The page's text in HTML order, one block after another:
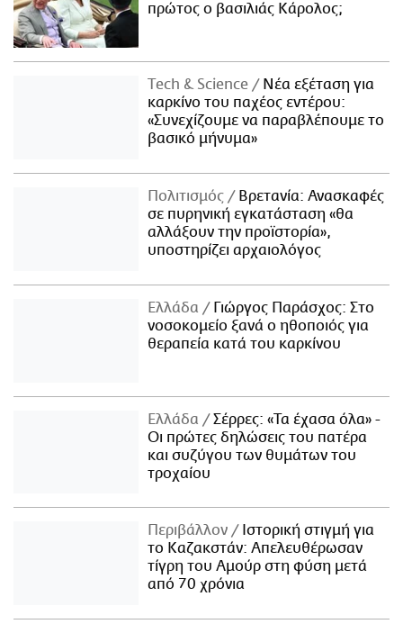
πρώτος ο βασιλιάς Κάρολος;
Τech & Science
Νέα εξέταση για
καρκίνο του παχέος εντέρου:
«Συνεχίζουμε να παραβλέπουμε το
βασικό μήνυμα»
Πολιτισμός
Βρετανία: Ανασκαφές
σε πυρηνική εγκατάσταση «θα
αλλάξουν την προϊστορία»,
υποστηρίζει αρχαιολόγος
Ελλάδα
Γιώργος Παράσχος: Στο
νοσοκομείο ξανά ο ηθοποιός για
θεραπεία κατά του καρκίνου
Ελλάδα
Σέρρες: «Τα έχασα όλα» -
Οι πρώτες δηλώσεις του πατέρα
και συζύγου των θυμάτων του
τροχαίου
Περιβάλλον
Ιστορική στιγμή για
το Καζακστάν: Απελευθέρωσαν
τίγρη του Αμούρ στη φύση μετά
από 70 χρόνια